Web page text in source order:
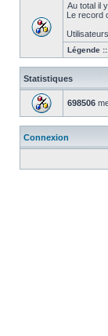
Au total il
Le record
Légende ::
Statistiques
698506
Connexion